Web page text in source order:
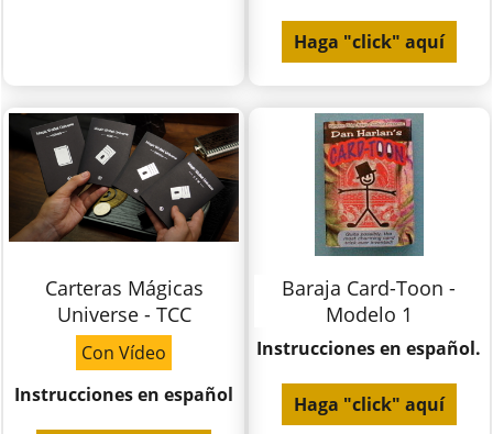
Haga "click" aquí
Carteras Mágicas
Universe - TCC
Con Vídeo
Instrucciones en español
Baraja Card-Toon -
Modelo 1
Instrucciones en español.
Haga "click" aquí